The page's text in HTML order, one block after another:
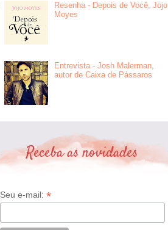
Resenha - Depois de Você, Jojo
Moyes
Entrevista - Josh Malerman,
autor de Caixa de Pássaros
Receba as novidades
Seu e-mail: *